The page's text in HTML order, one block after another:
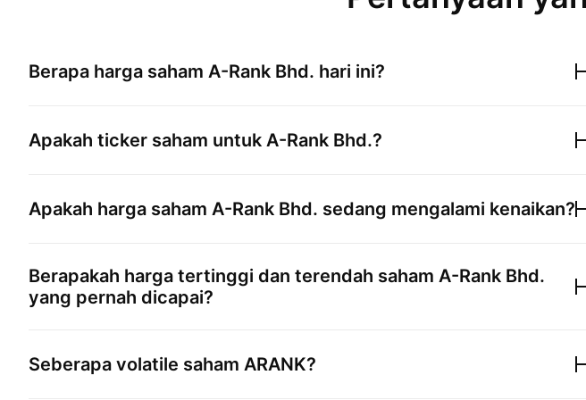
Berapa harga saham A-Rank Bhd. hari ini?
Apakah ticker saham untuk A-Rank Bhd.?
Apakah harga saham A-Rank Bhd. sedang mengalami kenaikan?
Berapakah harga tertinggi dan terendah saham A-Rank Bhd.
yang pernah dicapai?
Seberapa volatile saham ARANK?